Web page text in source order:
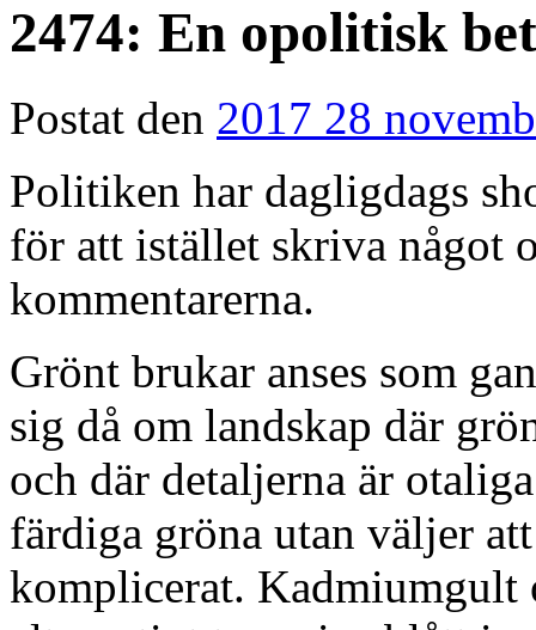
2474: En opolitisk
Postat den 2017 28
Politiken har dagligdags
för att istället skriva något
kommentarerna.
Grönt brukar anses som
sig då om landskap där
och där detaljerna är
färdiga gröna utan väljer
komplicerat. Kadmiumgult